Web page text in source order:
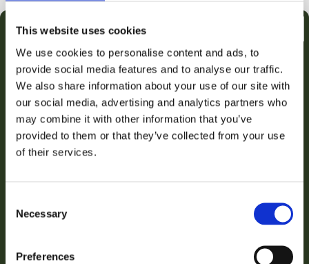
This website uses cookies
We use cookies to personalise content and ads, to
provide social media features and to analyse our traffic.
We also share information about your use of our site with
our social media, advertising and analytics partners who
may combine it with other information that you’ve
provided to them or that they’ve collected from your use
of their services.
Selection
Necessary
Preferences
🛒
Besteld
do 06 aug.
📦
Verzonden
vr 07 aug.
🚚
Geleverd
za 08 aug.
Snelle levering uit eigen voorraad
Achteraf betalen met Klarna
3000+ klanten beoordelen ons uitstekend
€2,50 KORTING OP JE
EERSTE AANKOOP
Email
Nee bedankt, ik betaal liever de volledige prijs!